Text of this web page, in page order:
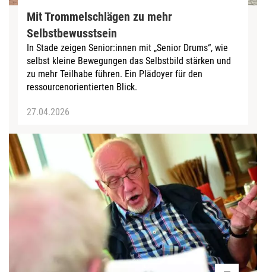
Mit Trommelschlägen zu mehr
Selbstbewusstsein
In Stade zeigen Senior:innen mit „Senior Drums“, wie
selbst kleine Bewegungen das Selbstbild stärken und
zu mehr Teilhabe führen. Ein Plädoyer für den
ressourcenorientierten Blick.
27.04.2026